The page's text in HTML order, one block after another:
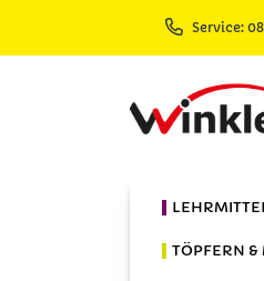
Service:
TÖPFERN